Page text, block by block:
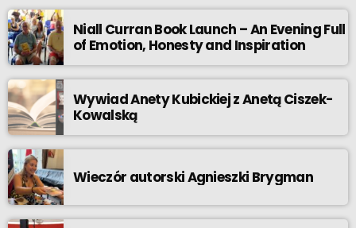
Niall Curran Book Launch – An Evening Full
of Emotion, Honesty and Inspiration
Wywiad Anety Kubickiej z Anetą Ciszek-
Kowalską
Wieczór autorski Agnieszki Brygman